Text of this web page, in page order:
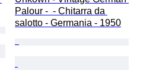
Palour -  - Chitarra da
salotto - Germania - 1950